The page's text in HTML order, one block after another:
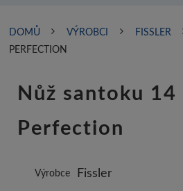
DOMŮ VÝROBCI FISSLER
PERFECTION
Nůž santoku 14
Perfection
Výrobce Fissler